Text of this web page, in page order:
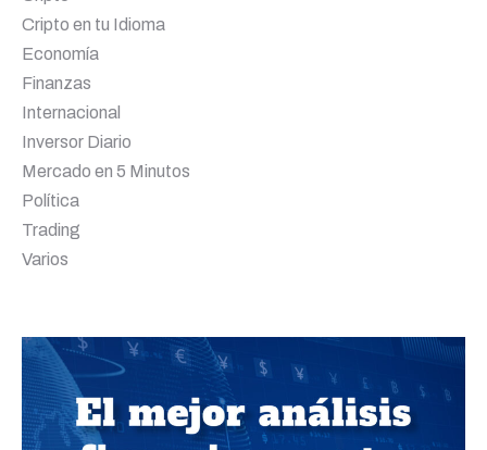
Cripto en tu Idioma
Economía
Finanzas
Internacional
Inversor Diario
Mercado en 5 Minutos
Política
Trading
Varios